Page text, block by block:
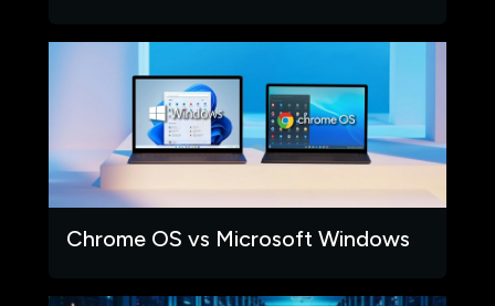
Chrome OS vs Microsoft Windows